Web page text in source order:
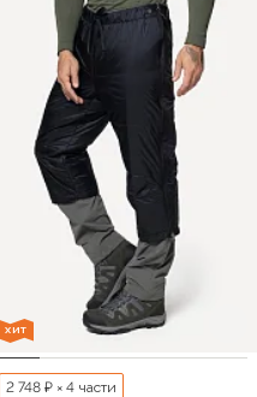
ХИТ
2 748 ₽ × 4 части